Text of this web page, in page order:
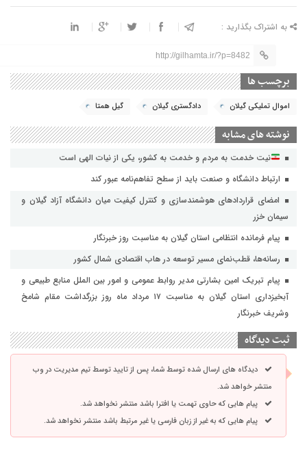
به اشتراک بگذارید :
http://gilhamta.ir/?p=8482
برچسب ها
اموال تملیکی گیلان دادگستری گیلان گیل همتا
نوشته های مشابه
نیت خدمت به مردم و خدمت به کشور، یکی از نیات الهی است
ارتباط دانشگاه و صنعت باید از سطح تفاهم‌نامه عبور کند
امضای قراردادهای هوشمندسازی و کنترل کیفیت میان دانشگاه آزاد گیلان و
سیمان خزر
پیام فرمانده انتظامی استان گیلان به مناسبت روز خبرنگار
رسانه‌ها، قطب‌نمای مسیر توسعه در هاب اقتصادی شمال كشور
پیام تبریک امین بشارتی مدیر روابط عمومی و امور بین الملل منابع طبیعی و
آبخیزداری استان گیلان به مناسبت ۱۷ مرداد ماه روز بزرگداشت مقام شامخ
وشریف خبرنگار
ثبت دیدگاه
دیدگاه های ارسال شده توسط شما، پس از تایید توسط تیم مدیریت در وب
منتشر خواهد شد.
پیام هایی که حاوی تهمت یا افترا باشد منتشر نخواهد شد.
پیام هایی که به غیر از زبان فارسی یا غیر مرتبط باشد منتشر نخواهد شد.